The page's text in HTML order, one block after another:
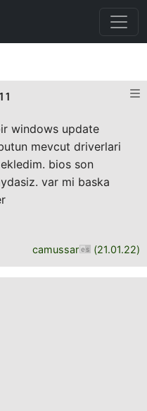
windows update
mevcut driverlari
bios son
var mi baska
camussar (21.01.22)